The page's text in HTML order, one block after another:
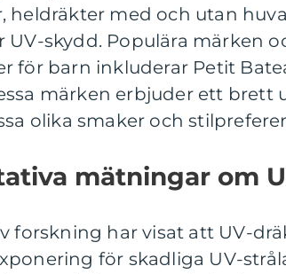
heldräkter med och utan
UV-skydd. Populära märken
för barn inkluderar Petit
märken erbjuder ett brett
olika smaker och
mätningar om
forskning har visat att UV-
för skadliga UV-